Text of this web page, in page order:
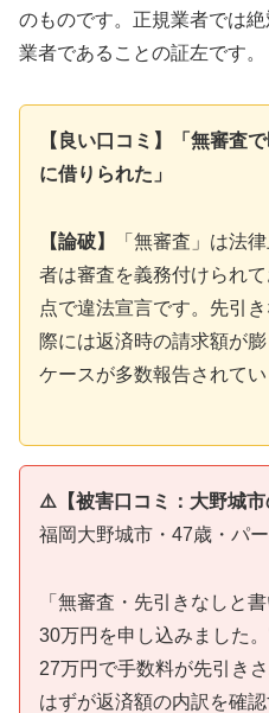
のものです。正規業者では
業者であることの証左です。
【良い口コミ】「無審査
に借りられた」
【論破】
「無審査」は法
者は審査を義務付けられ
点で違法宣言です。先引
際には返済時の請求額が
ケースが多数報告されてい
⚠️【被害口コミ：大野城市
福岡大野城市・47歳・パ
「無審査・先引きなしと
30万円を申し込みました
27万円で手数料が先引き
はずが返済額の内訳を確